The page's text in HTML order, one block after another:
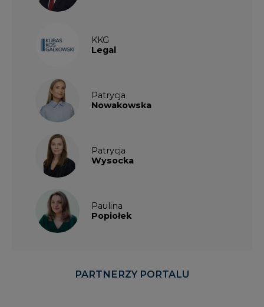
KKG
Legal
Patrycja
Nowakowska
Patrycja
Wysocka
Paulina
Popiołek
PARTNERZY PORTALU